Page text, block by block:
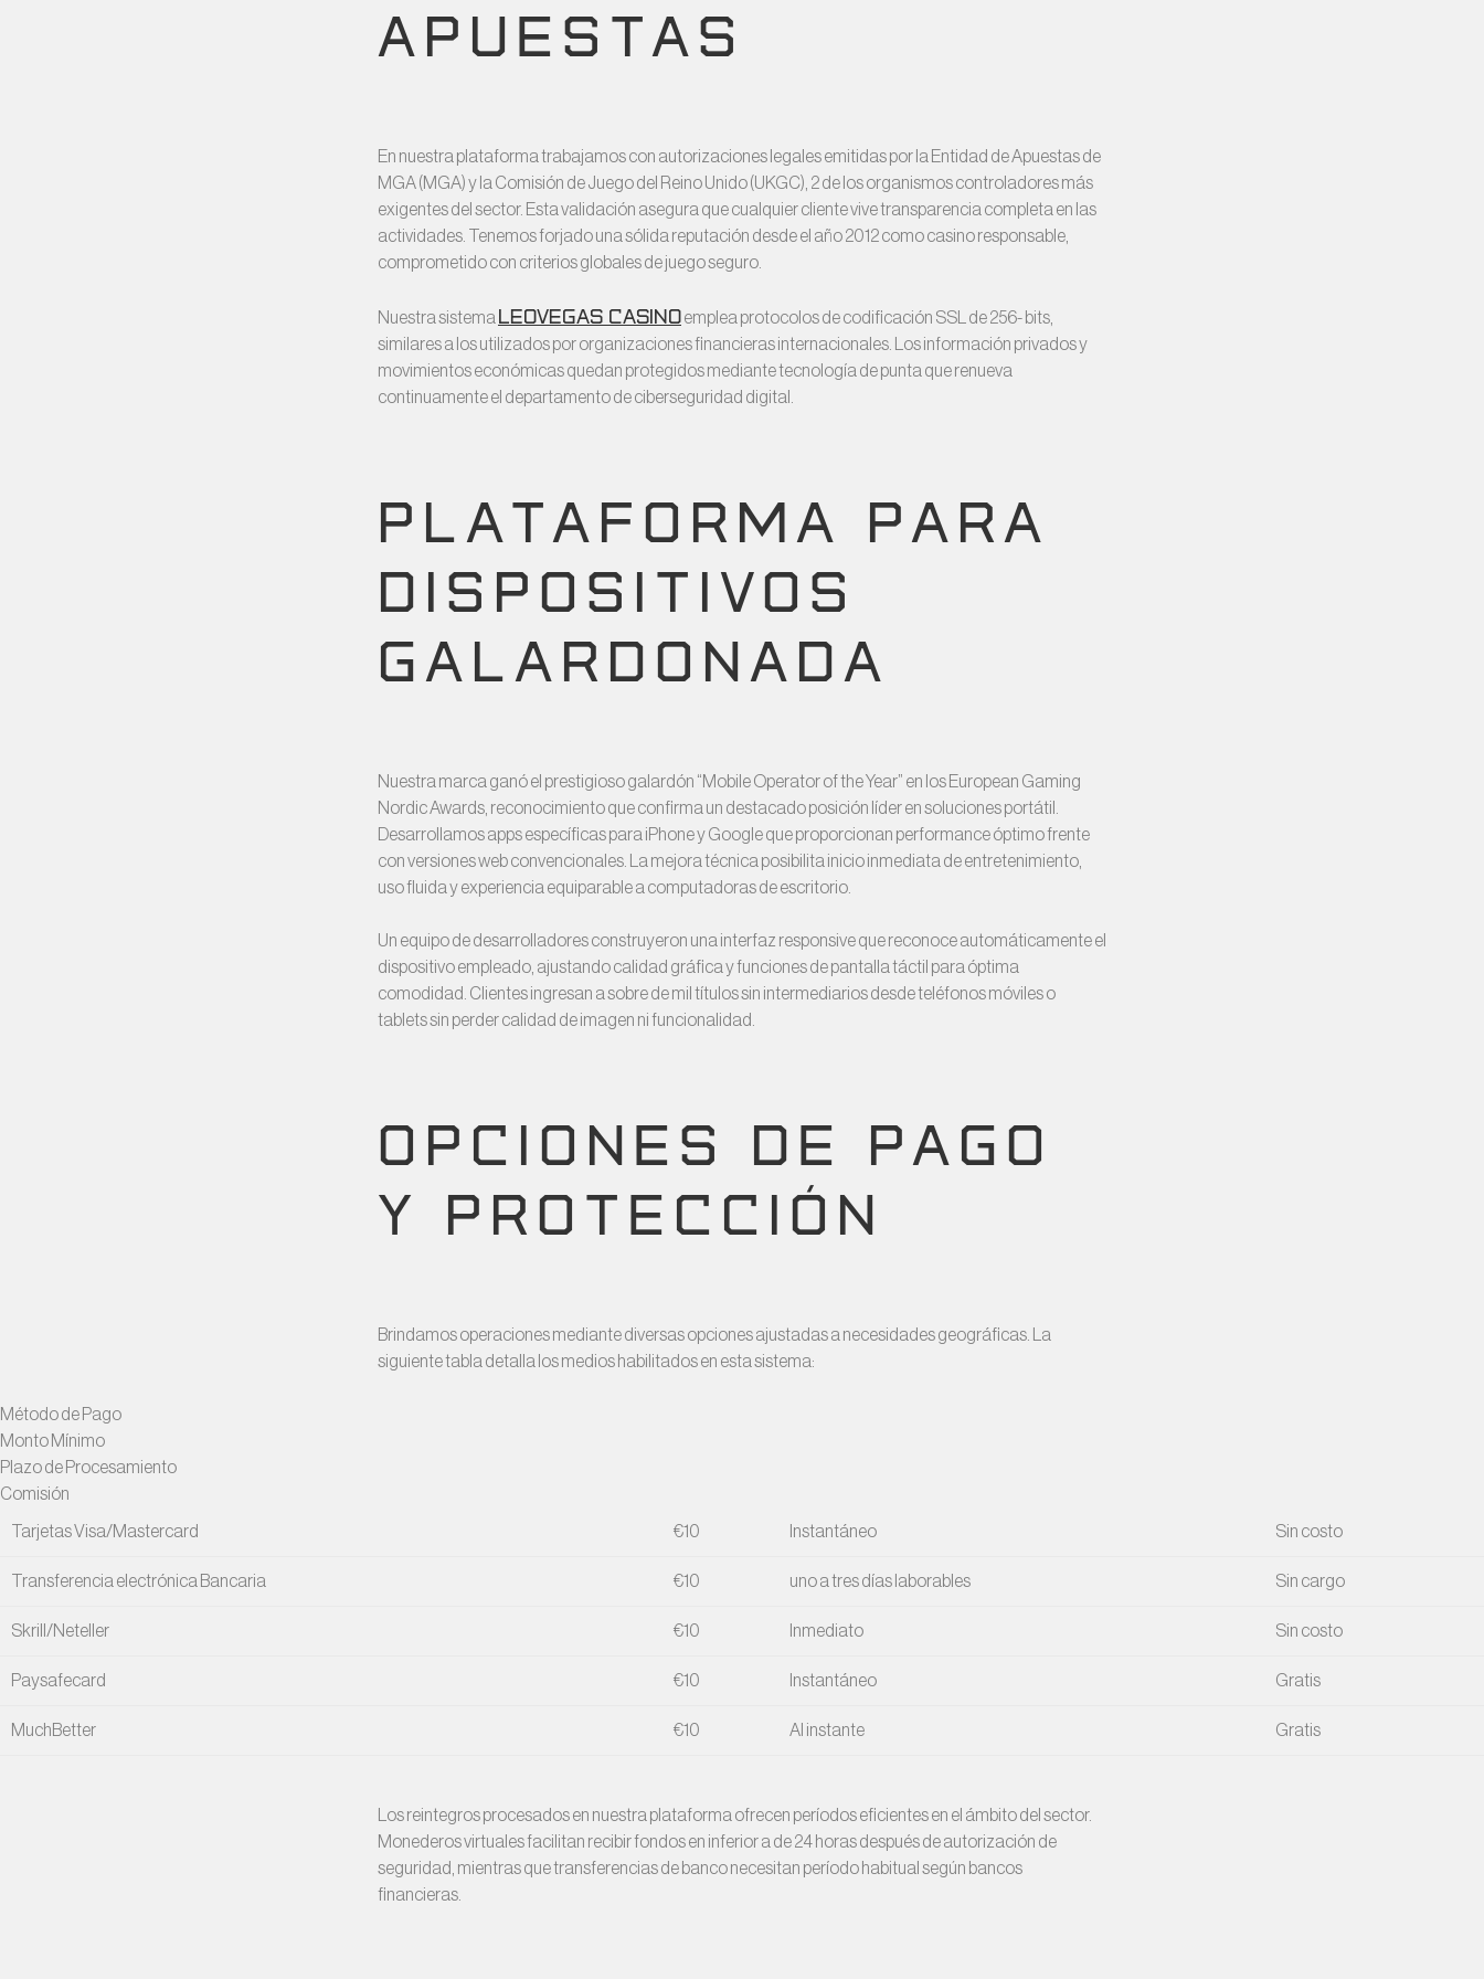
APUESTAS
En nuestra plataforma trabajamos con autorizaciones legales emitidas por la Entidad de Apuestas de
MGA (MGA) y la Comisión de Juego del Reino Unido (UKGC), 2 de los organismos controladores más
exigentes del sector. Esta validación asegura que cualquier cliente vive transparencia completa en las
actividades. Tenemos forjado una sólida reputación desde el año 2012 como casino responsable,
comprometido con criterios globales de juego seguro.
Nuestra sistemaLeoVegas Casinoemplea protocolos de codificación SSL de 256- bits,
similares a los utilizados por organizaciones financieras internacionales. Los información privados y
movimientos económicas quedan protegidos mediante tecnología de punta que renueva
continuamente el departamento de ciberseguridad digital.
PLATAFORMA PARA
DISPOSITIVOS
GALARDONADA
Nuestra marca ganó el prestigioso galardón “Mobile Operator of the Year” en los European Gaming
Nordic Awards, reconocimiento que confirma un destacado posición líder en soluciones portátil.
Desarrollamos apps específicas para iPhone y Google que proporcionan performance óptimo frente
con versiones web convencionales. La mejora técnica posibilita inicio inmediata de entretenimiento,
uso fluida y experiencia equiparable a computadoras de escritorio.
Un equipo de desarrolladores construyeron una interfaz responsive que reconoce automáticamente el
dispositivo empleado, ajustando calidad gráfica y funciones de pantalla táctil para óptima
comodidad. Clientes ingresan a sobre de mil títulos sin intermediarios desde teléfonos móviles o
tablets sin perder calidad de imagen ni funcionalidad.
OPCIONES DE PAGO
Y PROTECCIÓN
Brindamos operaciones mediante diversas opciones ajustadas a necesidades geográficas. La
siguiente tabla detalla los medios habilitados en esta sistema:
Método de Pago
Monto Mínimo
Plazo de Procesamiento
Comisión
Tarjetas Visa/Mastercard €10 Instantáneo Sin costo
Transferencia electrónica Bancaria €10 uno a tres días laborables Sin cargo
Skrill/Neteller €10 Inmediato Sin costo
Paysafecard €10 Instantáneo Gratis
MuchBetter €10 Al instante Gratis
Los reintegros procesados en nuestra plataforma ofrecen períodos eficientes en el ámbito del sector.
Monederos virtuales facilitan recibir fondos en inferior a de 24 horas después de autorización de
seguridad, mientras que transferencias de banco necesitan período habitual según bancos
financieras.